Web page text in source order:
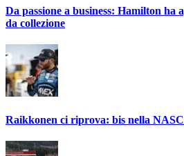
Da passione a business: Hamilton ha
da collezione
Raikkonen ci riprova: bis nella